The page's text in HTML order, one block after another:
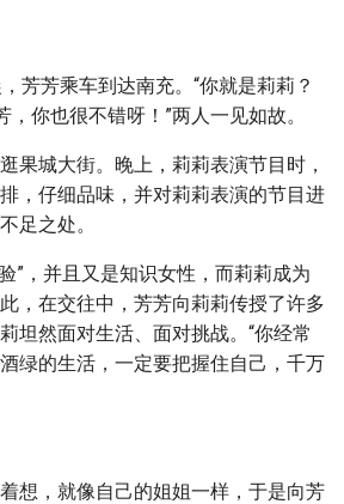
芳芳乘车到达南充。“你就是莉莉？
，你也很不错呀！”两人一见如故。
果城大街。晚上，莉莉表演节目时，
，仔细品味，并对莉莉表演的节目进
足之处。
”，并且又是知识女性，而莉莉成为
，在交往中，芳芳向莉莉传授了许多
坦然面对生活、面对挑战。“你经常
绿的生活，一定要把握住自己，千万
想，就像自己的姐姐一样，于是向芳